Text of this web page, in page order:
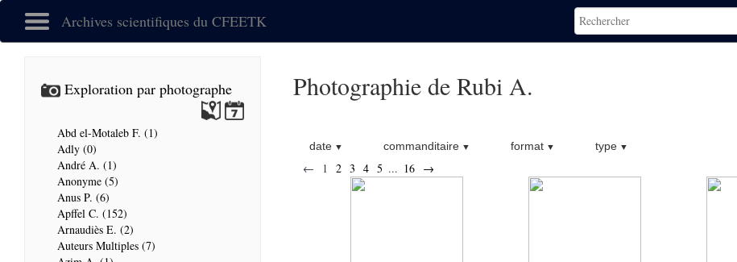
Archives scientifiques du CFEETK
Exploration par photographe
Abd el-Motaleb F. (1)
Adly (0)
André A. (1)
Anonyme (5)
Anus P. (6)
Apffel C. (152)
Arnaudiès E. (2)
Auteurs Multiples (7)
Photographie de Rubi A.
date commanditaire format type
← 1 2 3 4 5 ... 16 →